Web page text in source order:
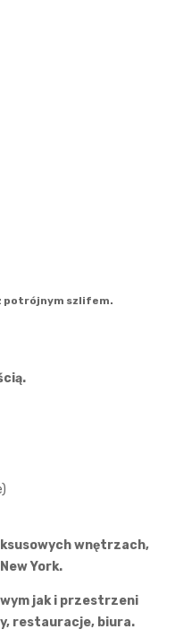
potrójnym szlifem.
wnętrzach,
York.
jak i przestrzeni
restauracje, biura.